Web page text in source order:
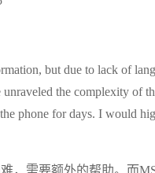
but due to lack of
the complexity of
phone for days. I would
，需要额外的帮助。而